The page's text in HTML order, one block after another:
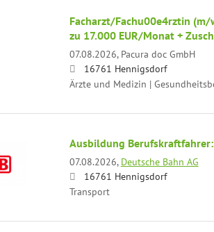
Facharzt/Fachu00e4rztin
zu 17.000 EUR/Monat +
07.08.2026, Pacura doc GmbH
16761 Hennigsdorf
Ärzte und Medizin |
Ausbildung
07.08.2026, Deutsche Bahn AG
16761 Hennigsdorf
Transport